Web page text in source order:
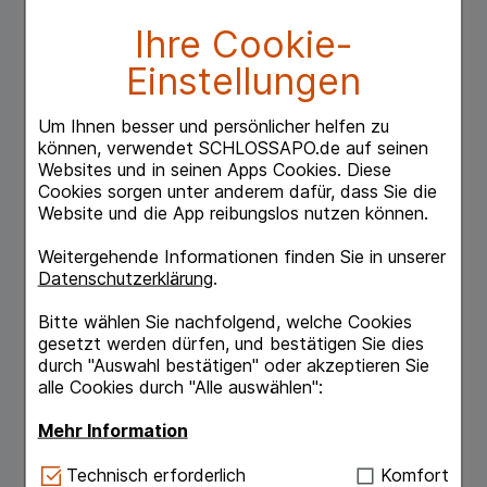
Ihre Cookie-
Einstellungen
Um Ihnen besser und persönlicher helfen zu
können, verwendet SCHLOSSAPO.de auf seinen
Websites und in seinen Apps Cookies. Diese
Cookies sorgen unter anderem dafür, dass Sie die
Website und die App reibungslos nutzen können.
Weitergehende Informationen finden Sie in unserer
Datenschutzerklärung.
Bitte wählen Sie nachfolgend, welche Cookies
gesetzt werden dürfen, und bestätigen Sie dies
durch "Auswahl bestätigen" oder akzeptieren Sie
alle Cookies durch "Alle auswählen":
Mehr Information
Technisch Notwendig:Hierbei handelt es sich um
Technisch erforderlich
Komfort
Nach 4 Wochen*
Das Hautbild wirkt verfeinert: 83 %*
reduzierte Anzeichen von Unreinheiten und
*Dermatologischer Test an 50 Frauen mit einer
fettigen, zu Akne neigenden Haut,
empfindlichen Haut. 4 Wochen lang, zweimal
täglich angewendet.
**Selbstbewertung von 50 Frauen mit einer
Haut. 4 Wochen lang, zweimal täglich
angewendet.
Wirkstoffe
Mineralien (Zink & Kupfer) + probiotischer
Extrakt
Fettige und zu Akne neigender Haut
Anwendung